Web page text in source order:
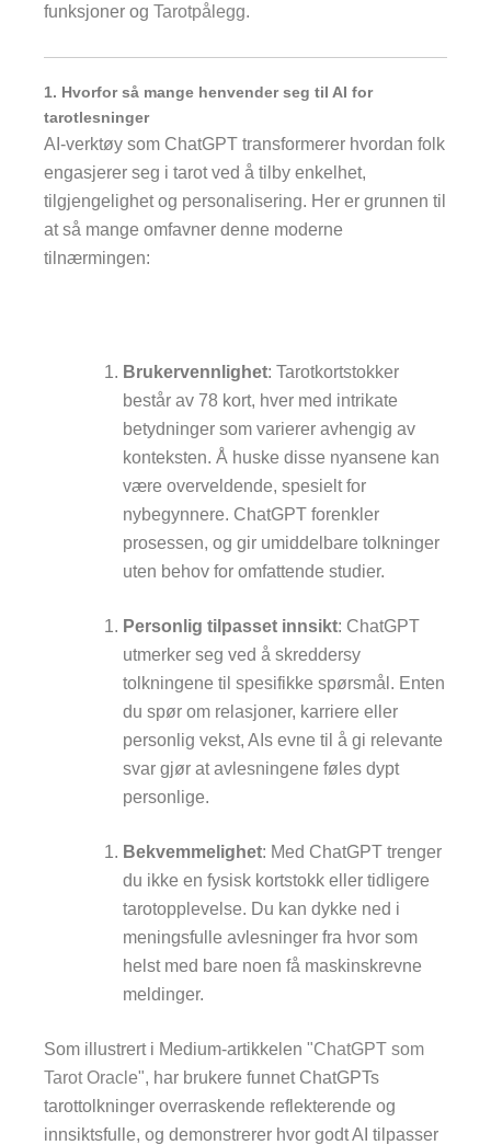
funksjoner og Tarotpålegg.
1. Hvorfor så mange henvender seg til AI for
tarotlesninger
AI-verktøy som ChatGPT transformerer hvordan folk
engasjerer seg i tarot ved å tilby enkelhet,
tilgjengelighet og personalisering. Her er grunnen til
at så mange omfavner denne moderne
tilnærmingen:
Brukervennlighet: Tarotkortstokker
består av 78 kort, hver med intrikate
betydninger som varierer avhengig av
konteksten. Å huske disse nyansene kan
være overveldende, spesielt for
nybegynnere. ChatGPT forenkler
prosessen, og gir umiddelbare tolkninger
uten behov for omfattende studier.
Personlig tilpasset innsikt: ChatGPT
utmerker seg ved å skreddersy
tolkningene til spesifikke spørsmål. Enten
du spør om relasjoner, karriere eller
personlig vekst, AIs evne til å gi relevante
svar gjør at avlesningene føles dypt
personlige.
Bekvemmelighet: Med ChatGPT trenger
du ikke en fysisk kortstokk eller tidligere
tarotopplevelse. Du kan dykke ned i
meningsfulle avlesninger fra hvor som
helst med bare noen få maskinskrevne
meldinger.
Som illustrert i Medium-artikkelen "ChatGPT som
Tarot Oracle", har brukere funnet ChatGPTs
tarottolkninger overraskende reflekterende og
innsiktsfulle, og demonstrerer hvor godt AI tilpasser